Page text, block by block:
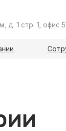
д. 1 стр. 1, офис